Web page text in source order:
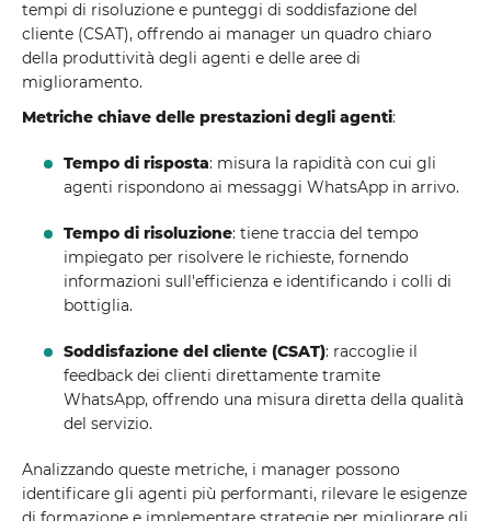
tempi di risoluzione e punteggi di soddisfazione del
cliente (CSAT), offrendo ai manager un quadro chiaro
della produttività degli agenti e delle aree di
miglioramento.
Metriche chiave delle prestazioni degli agenti:
Tempo di risposta: misura la rapidità con cui gli
agenti rispondono ai messaggi WhatsApp in arrivo.
Tempo di risoluzione: tiene traccia del tempo
impiegato per risolvere le richieste, fornendo
informazioni sull'efficienza e identificando i colli di
bottiglia.
Soddisfazione del cliente (CSAT): raccoglie il
feedback dei clienti direttamente tramite
WhatsApp, offrendo una misura diretta della qualità
del servizio.
Analizzando queste metriche, i manager possono
identificare gli agenti più performanti, rilevare le esigenze